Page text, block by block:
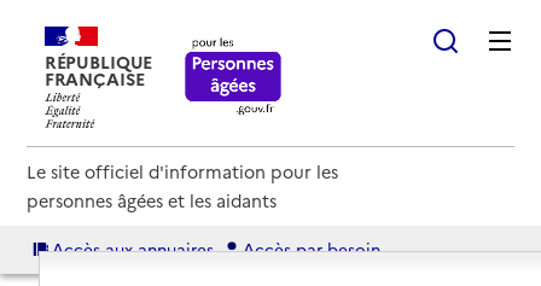
RÉPUBLIQUE
FRANÇAISE
Le site officiel d'information pour les
personnes âgées et les aidants
Accès aux annuaires Accès par besoin